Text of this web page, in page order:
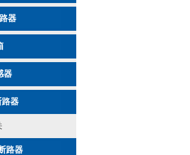
器
器
路器
路器